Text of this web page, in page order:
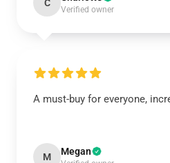
C
Verified owner
A must-buy for everyone,
M Megan